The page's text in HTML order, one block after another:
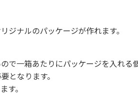
ジナルのパッケージが作れます。
で一箱あたりにパッケージを入れる
となります。
す。